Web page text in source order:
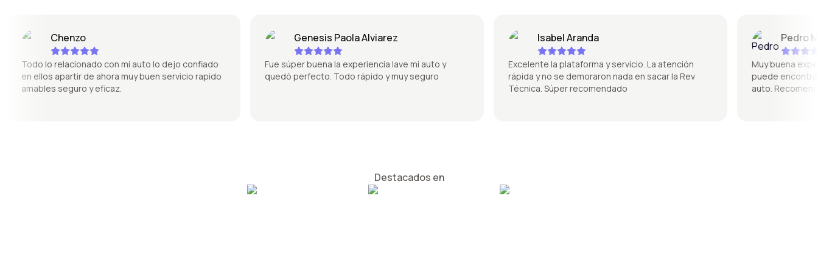
Chenzo
Todo lo relacionado con mi auto lo dejo confiado
en ellos apartir de ahora muy buen servicio rapido
amables seguro y eficaz.
Genesis Paola Alviarez
Fue súper buena la experiencia lave mi auto y
quedó perfecto. Todo rápido y muy seguro
Isabel Aranda
Excelente la plataforma y servicio. La atención
rápida y no se demoraron nada en sacar la Rev
Técnica. Súper recomendado
Pedro
Muy buena
puede encontrar
auto. Recomendado
Destacados en